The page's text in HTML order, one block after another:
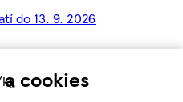
cookies
do 13. 9. 2026